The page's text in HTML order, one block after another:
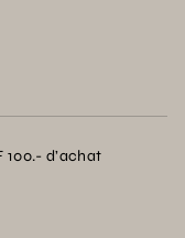
100.- d’achat